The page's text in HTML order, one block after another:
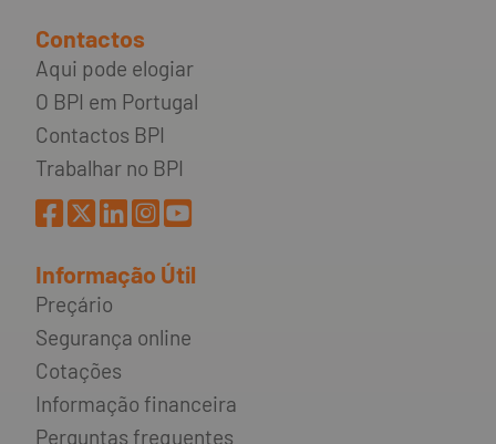
Contactos
Aqui pode elogiar
O BPI em Portugal
Contactos BPI
Trabalhar no BPI
Informação Útil
Preçário
Segurança online
Cotações
Informação financeira
Perguntas frequentes